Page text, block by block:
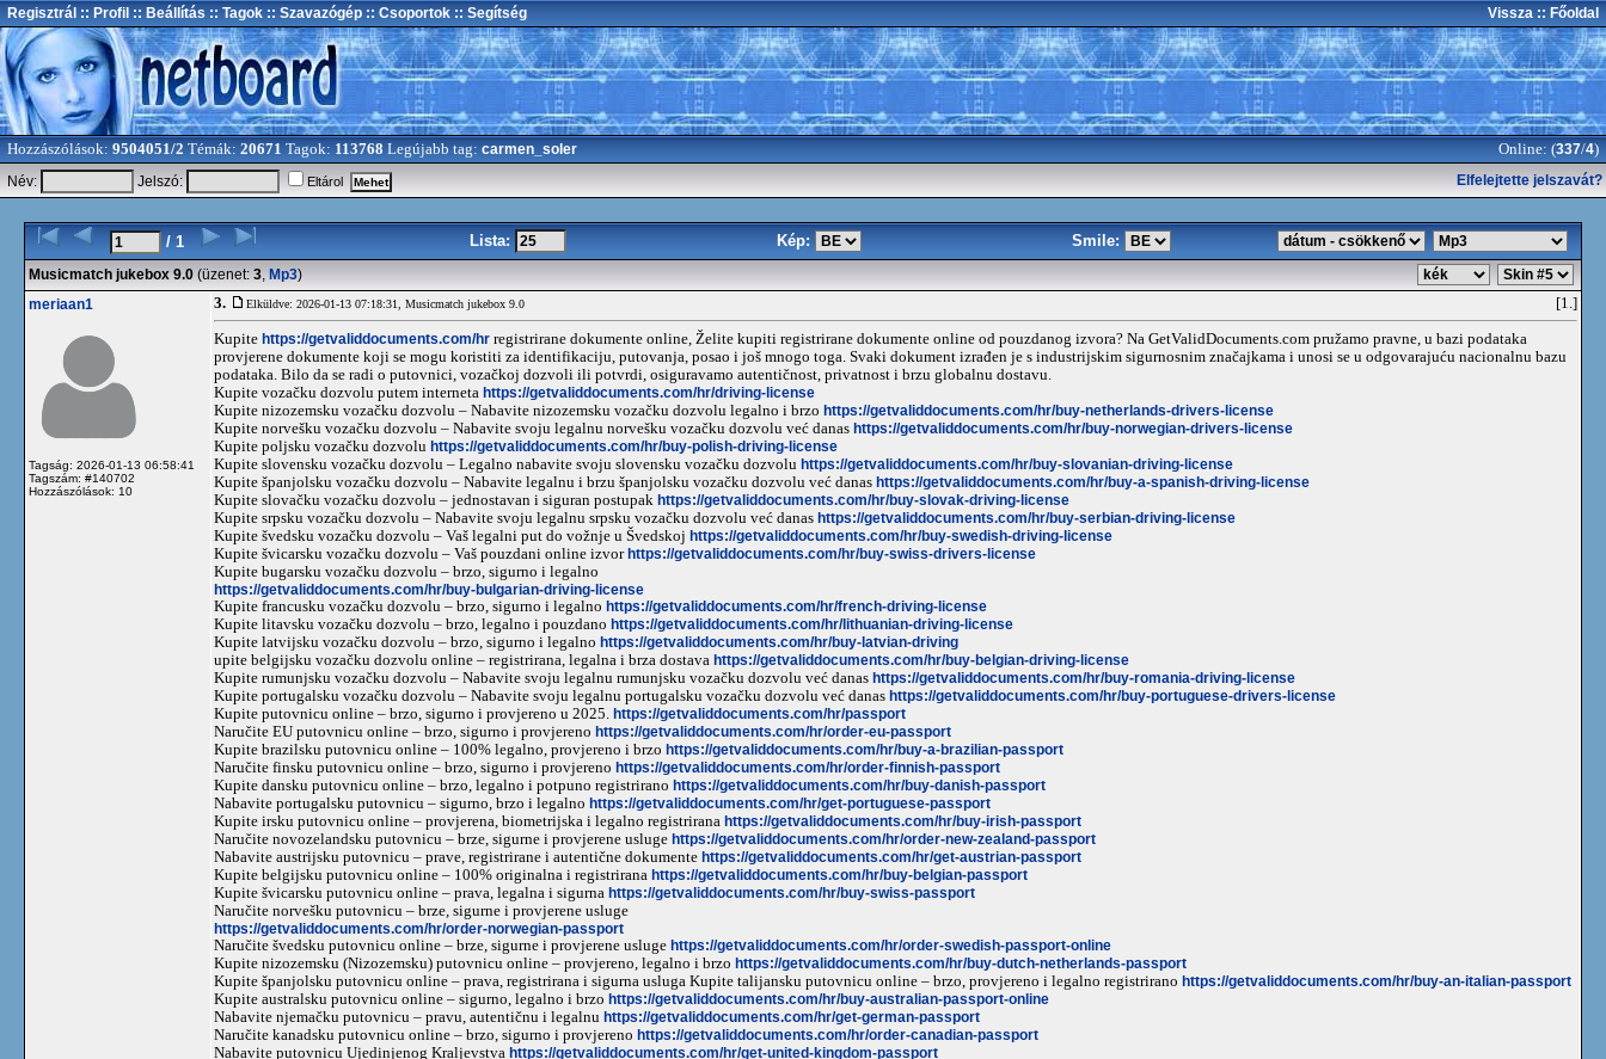
Regisztrál :: Profil :: Beállítás :: Tagok :: Szavazógép :: Csoportok :: Segítség Vissza :: Főoldal
Hozzászólások: 9504051/2 Témák: 20671 Tagok: 113768 Legújabb tag: carmen_soler Online: (337/4)
Név: Jelszó: Eltárol Elfelejtette jelszavát?
/ 1 Lista: Kép: Smile:
Musicmatch jukebox 9.0 (üzenet: 3, Mp3)
meriaan1
Tagság: 2026-01-13 06:58:41
Tagszám: #140702
Hozzászólások: 10
3. Elküldve: 2026-01-13 07:18:31, Musicmatch jukebox 9.0 [1.]
Kupite https://getvaliddocuments.com/hr registrirane dokumente online, Želite kupiti registrirane dokumente online od pouzdanog izvora? Na GetValidDocuments.com pružamo pravne, u bazi podataka
provjerene dokumente koji se mogu koristiti za identifikaciju, putovanja, posao i još mnogo toga. Svaki dokument izrađen je s industrijskim sigurnosnim značajkama i unosi se u odgovarajuću nacionalnu bazu
podataka. Bilo da se radi o putovnici, vozačkoj dozvoli ili potvrdi, osiguravamo autentičnost, privatnost i brzu globalnu dostavu.
Kupite vozačku dozvolu putem interneta https://getvaliddocuments.com/hr/driving-license
Kupite nizozemsku vozačku dozvolu – Nabavite nizozemsku vozačku dozvolu legalno i brzo https://getvaliddocuments.com/hr/buy-netherlands-drivers-license
Kupite norvešku vozačku dozvolu – Nabavite svoju legalnu norvešku vozačku dozvolu već danas https://getvaliddocuments.com/hr/buy-norwegian-drivers-license
Kupite poljsku vozačku dozvolu https://getvaliddocuments.com/hr/buy-polish-driving-license
Kupite slovensku vozačku dozvolu – Legalno nabavite svoju slovensku vozačku dozvolu https://getvaliddocuments.com/hr/buy-slovanian-driving-license
Kupite španjolsku vozačku dozvolu – Nabavite legalnu i brzu španjolsku vozačku dozvolu već danas https://getvaliddocuments.com/hr/buy-a-spanish-driving-license
Kupite slovačku vozačku dozvolu – jednostavan i siguran postupak https://getvaliddocuments.com/hr/buy-slovak-driving-license
Kupite srpsku vozačku dozvolu – Nabavite svoju legalnu srpsku vozačku dozvolu već danas https://getvaliddocuments.com/hr/buy-serbian-driving-license
Kupite švedsku vozačku dozvolu – Vaš legalni put do vožnje u Švedskoj https://getvaliddocuments.com/hr/buy-swedish-driving-license
Kupite švicarsku vozačku dozvolu – Vaš pouzdani online izvorhttps://getvaliddocuments.com/hr/buy-swiss-drivers-license
Kupite bugarsku vozačku dozvolu – brzo, sigurno i legalno
https://getvaliddocuments.com/hr/buy-bulgarian-driving-license
Kupite francusku vozačku dozvolu – brzo, sigurno i legalno https://getvaliddocuments.com/hr/french-driving-license
Kupite litavsku vozačku dozvolu – brzo, legalno i pouzdano https://getvaliddocuments.com/hr/lithuanian-driving-license
Kupite latvijsku vozačku dozvolu – brzo, sigurno i legalno https://getvaliddocuments.com/hr/buy-latvian-driving
upite belgijsku vozačku dozvolu online – registrirana, legalna i brza dostava https://getvaliddocuments.com/hr/buy-belgian-driving-license
Kupite rumunjsku vozačku dozvolu – Nabavite svoju legalnu rumunjsku vozačku dozvolu već danas https://getvaliddocuments.com/hr/buy-romania-driving-license
Kupite portugalsku vozačku dozvolu – Nabavite svoju legalnu portugalsku vozačku dozvolu već danas https://getvaliddocuments.com/hr/buy-portuguese-drivers-license
Kupite putovnicu online – brzo, sigurno i provjereno u 2025. https://getvaliddocuments.com/hr/passport
Naručite EU putovnicu online – brzo, sigurno i provjereno https://getvaliddocuments.com/hr/order-eu-passport
Kupite brazilsku putovnicu online – 100% legalno, provjereno i brzo https://getvaliddocuments.com/hr/buy-a-brazilian-passport
Naručite finsku putovnicu online – brzo, sigurno i provjereno https://getvaliddocuments.com/hr/order-finnish-passport
Kupite dansku putovnicu online – brzo, legalno i potpuno registrirano https://getvaliddocuments.com/hr/buy-danish-passport
Nabavite portugalsku putovnicu – sigurno, brzo i legalno https://getvaliddocuments.com/hr/get-portuguese-passport
Kupite irsku putovnicu online – provjerena, biometrijska i legalno registrirana https://getvaliddocuments.com/hr/buy-irish-passport
Naručite novozelandsku putovnicu – brze, sigurne i provjerene usluge https://getvaliddocuments.com/hr/order-new-zealand-passport
Nabavite austrijsku putovnicu – prave, registrirane i autentične dokumente https://getvaliddocuments.com/hr/get-austrian-passport
Kupite belgijsku putovnicu online – 100% originalna i registrirana https://getvaliddocuments.com/hr/buy-belgian-passport
Kupite švicarsku putovnicu online – prava, legalna i sigurna https://getvaliddocuments.com/hr/buy-swiss-passport
Naručite norvešku putovnicu – brze, sigurne i provjerene usluge
https://getvaliddocuments.com/hr/order-norwegian-passport
Naručite švedsku putovnicu online – brze, sigurne i provjerene usluge https://getvaliddocuments.com/hr/order-swedish-passport-online
Kupite nizozemsku (Nizozemsku) putovnicu online – provjereno, legalno i brzo https://getvaliddocuments.com/hr/buy-dutch-netherlands-passport
Kupite španjolsku putovnicu online – prava, registrirana i sigurna usluga Kupite talijansku putovnicu online – brzo, provjereno i legalno registrirano https://getvaliddocuments.com/hr/buy-an-italian-passport
Kupite australsku putovnicu online – sigurno, legalno i brzo https://getvaliddocuments.com/hr/buy-australian-passport-online
Nabavite njemačku putovnicu – pravu, autentičnu i legalnu https://getvaliddocuments.com/hr/get-german-passport
Naručite kanadsku putovnicu online – brzo, sigurno i provjereno https://getvaliddocuments.com/hr/order-canadian-passport
Nabavite putovnicu Ujedinjenog Kraljevstva https://getvaliddocuments.com/hr/get-united-kingdom-passport